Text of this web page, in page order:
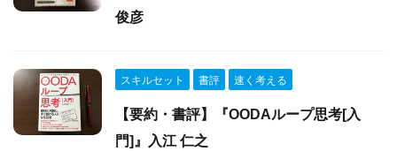
俊彦
スキルセット 書評 速く考える
【要約・書評】『OODAループ思考[入
門]』入江 仁之